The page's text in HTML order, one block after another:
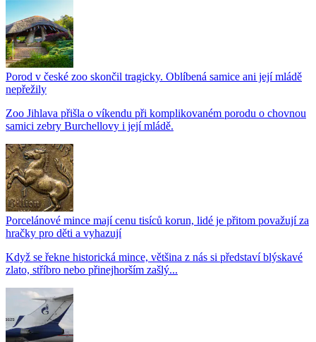
Porod v české zoo skončil tragicky. Oblíbená samice ani její mládě
nepřežily
Zoo Jihlava přišla o víkendu při komplikovaném porodu o chovnou
samici zebry Burchellovy i její mládě.
Porcelánové mince mají cenu tisíců korun, lidé je přitom považují za
hračky pro děti a vyhazují
Když se řekne historická mince, většina z nás si představí blýskavé
zlato, stříbro nebo přinejhorším zašlý...